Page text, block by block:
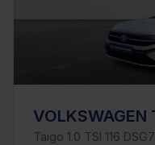
VOLKSWAGEN
Taigo 1.0 TSI 116